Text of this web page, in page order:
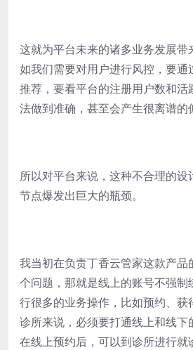
这就为平台未来的诸多业务发展带
如我们需要对用户进行风控，要通
推荐，要看平台的注册用户数和活
法做到准确，甚至会产生很离谱的
所以对平台来说，这种不合理的设
节点爆发出巨大的瓶颈。
我当初在负责丁香云管家这款产品
个问题，那就是线上的账号不强制
行很多的业务操作，比如预约、获
诊所来说，必须要打通线上和线下
在线上预约后，可以到诊所进行就